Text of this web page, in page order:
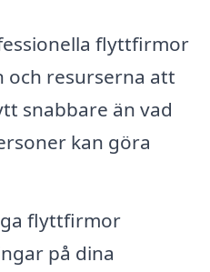
flyttfirmor
och resurserna att
snabbare än vad
kan göra
flyttfirmor
på dina